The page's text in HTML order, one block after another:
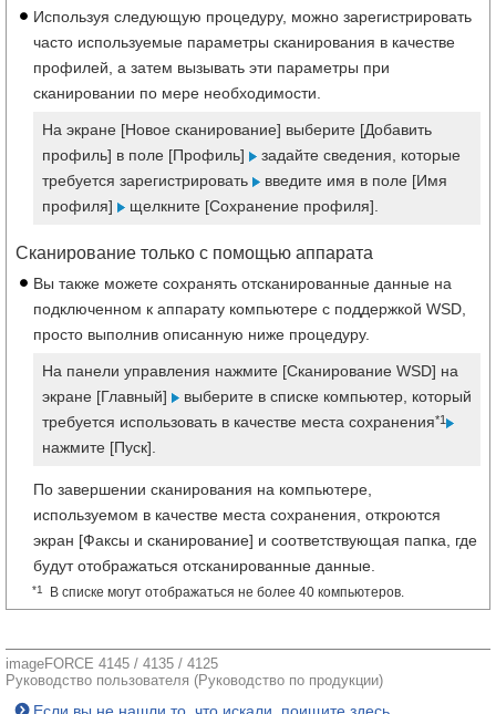
Используя следующую процедуру, можно зарегистрировать
часто используемые параметры сканирования в качестве
профилей, а затем вызывать эти параметры при
сканировании по мере необходимости.
На экране [Новое сканирование] выберите [Добавить
профиль] в поле [Профиль]
задайте сведения, которые
требуется зарегистрировать
введите имя в поле [Имя
профиля]
щелкните [Сохранение профиля].
Сканирование только с помощью аппарата
Вы также можете сохранять отсканированные данные на
подключенном к аппарату компьютере с поддержкой WSD,
просто выполнив описанную ниже процедуру.
На панели управления нажмите [Сканирование WSD] на
экране [Главный]
выберите в списке компьютер, который
требуется использовать в качестве места сохранения*1
нажмите [Пуск].
По завершении сканирования на компьютере,
используемом в качестве места сохранения, откроются
экран [Факсы и сканирование] и соответствующая папка, где
будут отображаться отсканированные данные.
*1 В списке могут отображаться не более 40 компьютеров.
imageFORCE 4145 / 4135 / 4125
Руководство пользователя (Руководство по продукции)